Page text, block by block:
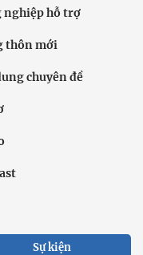
nghiệp hỗ trợ
thôn mới
chuyên đề
Sự kiện